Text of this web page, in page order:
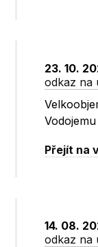
23. 10.
odkaz na
Vodojemu
Přejít na
14. 08.
odkaz na